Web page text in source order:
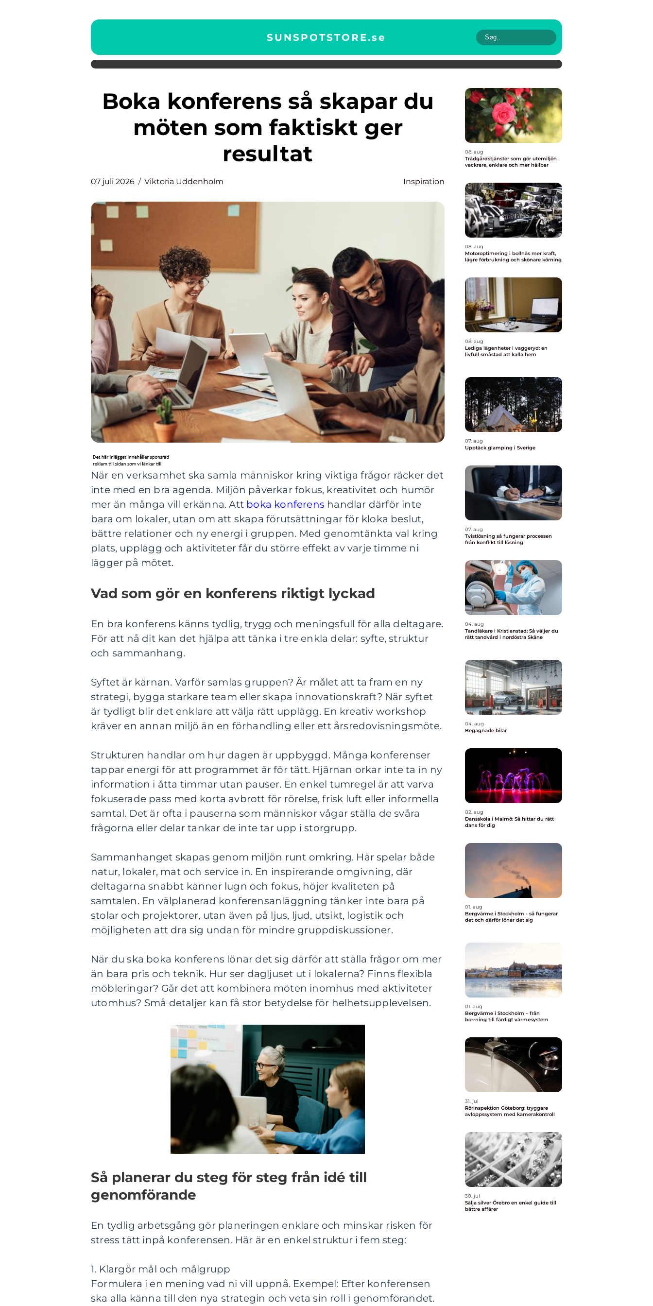
SUNSPOTSTORE.se
Boka konferens så skapar du
möten som faktiskt ger
resultat
07 juli 2026 Viktoria Uddenholm Inspiration
När en verksamhet ska samla människor kring viktiga frågor räcker det
inte med en bra agenda. Miljön påverkar fokus, kreativitet och humör
mer än många vill erkänna. Att boka konferens handlar därför inte
bara om lokaler, utan om att skapa förutsättningar för kloka beslut,
bättre relationer och ny energi i gruppen. Med genomtänkta val kring
plats, upplägg och aktiviteter får du större effekt av varje timme ni
lägger på mötet.
Vad som gör en konferens riktigt lyckad
En bra konferens känns tydlig, trygg och meningsfull för alla deltagare.
För att nå dit kan det hjälpa att tänka i tre enkla delar: syfte, struktur
och sammanhang.
Syftet är kärnan. Varför samlas gruppen? Är målet att ta fram en ny
strategi, bygga starkare team eller skapa innovationskraft? När syftet
är tydligt blir det enklare att välja rätt upplägg. En kreativ workshop
kräver en annan miljö än en förhandling eller ett årsredovisningsmöte.
Strukturen handlar om hur dagen är uppbyggd. Många konferenser
tappar energi för att programmet är för tätt. Hjärnan orkar inte ta in ny
information i åtta timmar utan pauser. En enkel tumregel är att varva
fokuserade pass med korta avbrott för rörelse, frisk luft eller informella
samtal. Det är ofta i pauserna som människor vågar ställa de svåra
frågorna eller delar tankar de inte tar upp i storgrupp.
Sammanhanget skapas genom miljön runt omkring. Här spelar både
natur, lokaler, mat och service in. En inspirerande omgivning, där
deltagarna snabbt känner lugn och fokus, höjer kvaliteten på
samtalen. En välplanerad konferensanläggning tänker inte bara på
stolar och projektorer, utan även på ljus, ljud, utsikt, logistik och
möjligheten att dra sig undan för mindre gruppdiskussioner.
När du ska boka konferens lönar det sig därför att ställa frågor om mer
än bara pris och teknik. Hur ser dagljuset ut i lokalerna? Finns flexibla
möbleringar? Går det att kombinera möten inomhus med aktiviteter
utomhus? Små detaljer kan få stor betydelse för helhetsupplevelsen.
Så planerar du steg för steg från idé till
genomförande
En tydlig arbetsgång gör planeringen enklare och minskar risken för
stress tätt inpå konferensen. Här är en enkel struktur i fem steg:
1. Klargör mål och målgrupp
Formulera i en mening vad ni vill uppnå. Exempel: Efter konferensen
ska alla känna till den nya strategin och veta sin roll i genomförandet.
08. aug
Trädgårdstjänster som gör utemiljön
vackrare, enklare och mer hållbar
08. aug
Motoroptimering i bollnäs mer kraft,
lägre förbrukning och skönare körning
08. aug
Lediga lägenheter i vaggeryd: en
livfull småstad att kalla hem
07. aug
Upptäck glamping i Sverige
07. aug
Tvistlösning så fungerar processen
från konflikt till lösning
04. aug
Tandläkare i Kristianstad: Så väljer du
rätt tandvård i nordöstra Skåne
04. aug
Begagnade bilar
02. aug
Dansskola i Malmö: Så hittar du rätt
dans för dig
01. aug
Bergvärme i Stockholm - så fungerar
det och därför lönar det sig
01. aug
Bergvärme i Stockholm – från
borrning till färdigt värmesystem
31. jul
Rörinspektion Göteborg: tryggare
avloppssystem med kamerakontroll
30. jul
Sälja silver Örebro en enkel guide till
bättre affärer